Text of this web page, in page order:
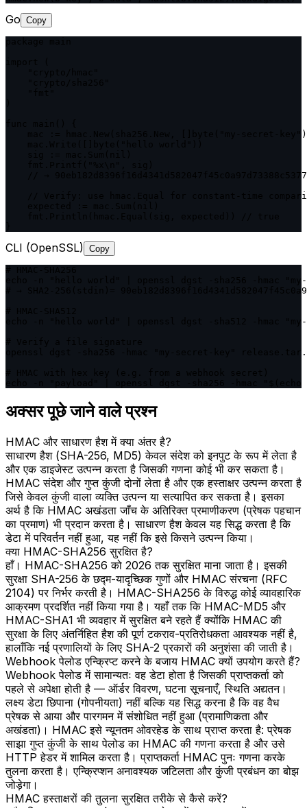
Go Copy
mac := hmac.New(sha256.New, []byte("my-secret-
// →
// Verify: use hmac.Equal for constant-time
CLI (OpenSSL) Copy
echo -n "hello world" | openssl dgst -sha256 -hmac
# → SHA2-256(stdin)=
echo -n "hello world" | openssl dgst -sha512 -hmac
openssl dgst -sha256 -hmac "my-secret-key"
अक्सर पूछे जाने वाले प्रश्न
HMAC और साधारण हैश में क्या अंतर है?
साधारण हैश (SHA-256, MD5) केवल संदेश को इनपुट के रूप में लेता है
और एक डाइजेस्ट उत्पन्न करता है जिसकी गणना कोई भी कर सकता है।
HMAC संदेश और गुप्त कुंजी दोनों लेता है और एक हस्ताक्षर उत्पन्न करता है
जिसे केवल कुंजी वाला व्यक्ति उत्पन्न या सत्यापित कर सकता है। इसका
अर्थ है कि HMAC अखंडता जाँच के अतिरिक्त प्रमाणीकरण (प्रेषक पहचान
का प्रमाण) भी प्रदान करता है। साधारण हैश केवल यह सिद्ध करता है कि
डेटा में परिवर्तन नहीं हुआ, यह नहीं कि इसे किसने उत्पन्न किया।
क्या HMAC-SHA256 सुरक्षित है?
हाँ। HMAC-SHA256 को 2026 तक सुरक्षित माना जाता है। इसकी
सुरक्षा SHA-256 के छद्म-यादृच्छिक गुणों और HMAC संरचना (RFC
2104) पर निर्भर करती है। HMAC-SHA256 के विरुद्ध कोई व्यावहारिक
आक्रमण प्रदर्शित नहीं किया गया है। यहाँ तक कि HMAC-MD5 और
HMAC-SHA1 भी व्यवहार में सुरक्षित बने रहते हैं क्योंकि HMAC की
सुरक्षा के लिए अंतर्निहित हैश की पूर्ण टकराव-प्रतिरोधकता आवश्यक नहीं है,
हालाँकि नई प्रणालियों के लिए SHA-2 प्रकारों की अनुशंसा की जाती है।
Webhook पेलोड एन्क्रिप्ट करने के बजाय HMAC क्यों उपयोग करते हैं?
Webhook पेलोड में सामान्यतः वह डेटा होता है जिसकी प्राप्तकर्ता को
पहले से अपेक्षा होती है — ऑर्डर विवरण, घटना सूचनाएँ, स्थिति अद्यतन।
लक्ष्य डेटा छिपाना (गोपनीयता) नहीं बल्कि यह सिद्ध करना है कि वह वैध
प्रेषक से आया और पारगमन में संशोधित नहीं हुआ (प्रामाणिकता और
अखंडता)। HMAC इसे न्यूनतम ओवरहेड के साथ प्राप्त करता है: प्रेषक
साझा गुप्त कुंजी के साथ पेलोड का HMAC की गणना करता है और उसे
HTTP हेडर में शामिल करता है। प्राप्तकर्ता HMAC पुनः गणना करके
तुलना करता है। एन्क्रिप्शन अनावश्यक जटिलता और कुंजी प्रबंधन का बोझ
जोड़ेगा।
HMAC हस्ताक्षरों की तुलना सुरक्षित तरीके से कैसे करें?